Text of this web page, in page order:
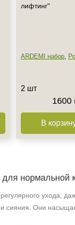
лифтинг"
ARDEMI набор,
2 шт
1600
В
нормальной
ухода,
и сияния. Они